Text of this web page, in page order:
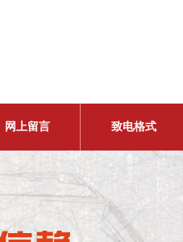
网上留言 致电格式